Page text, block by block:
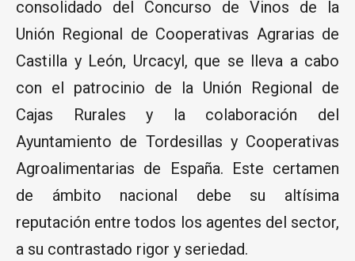
consolidado del Concurso de Vinos de la
Unión Regional de Cooperativas Agrarias de
Castilla y León, Urcacyl, que se lleva a cabo
con el patrocinio de la Unión Regional de
Cajas Rurales y la colaboración del
Ayuntamiento de Tordesillas y Cooperativas
Agroalimentarias de España. Este certamen
de ámbito nacional debe su altísima
reputación entre todos los agentes del sector,
a su contrastado rigor y seriedad.